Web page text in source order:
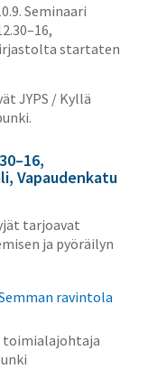
Seminaari
startaten
JYPS / Kyllä
Vapaudenkatu
tarjoavat
ja pyöräilyn
ravintola
toimialajohtaja